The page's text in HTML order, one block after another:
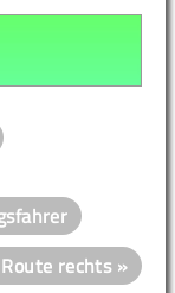
Route rechts »